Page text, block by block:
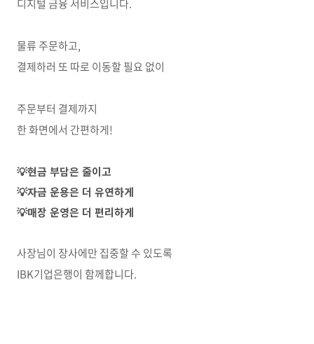
디지털 금융 서비스입니다.
물류 주문하고,
결제하러 또 따로 이동할 필요 없이
주문부터 결제까지
한 화면에서 간편하게!
💡현금 부담은 줄이고
💡자금 운용은 더 유연하게
💡매장 운영은 더 편리하게
사장님이 장사에만 집중할 수 있도록
IBK기업은행이 함께합니다.